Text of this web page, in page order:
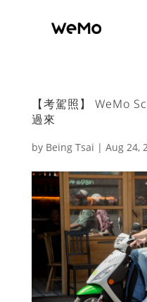
【考駕照】 WeMo Scooter 2021
過來
by Being Tsai | Aug 24,